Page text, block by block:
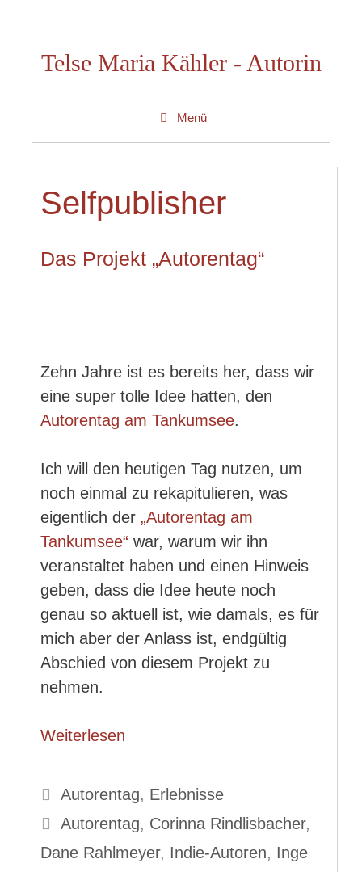
springenTelse Maria Kähler - Autorin
Menü
Selfpublisher
Das Projekt „Autorentag“
Zehn Jahre ist es bereits her, dass wir
eine super tolle Idee hatten, den
Autorentag am Tankumsee.
Ich will den heutigen Tag nutzen, um
noch einmal zu rekapitulieren, was
eigentlich der „Autorentag am
Tankumsee“ war, warum wir ihn
veranstaltet haben und einen Hinweis
geben, dass die Idee heute noch
genau so aktuell ist, wie damals, es für
mich aber der Anlass ist, endgültig
Abschied von diesem Projekt zu
nehmen.
Weiterlesen
Kategorien
Autorentag, Erlebnisse
Schlagwörter
Autorentag, Corinna Rindlisbacher,
Dane Rahlmeyer, Indie-Autoren, Inge